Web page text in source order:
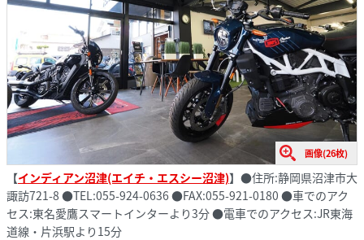
画像(26枚)
【インディアン沼津(エイチ・エスシー沼津)】 ●住所:静岡県沼津市大
諏訪721-8 ●TEL:055-924-0636 ●FAX:055-921-0180 ●車でのアク
セス:東名愛鷹スマートインターより3分 ●電車でのアクセス:JR東海
道線・片浜駅より15分